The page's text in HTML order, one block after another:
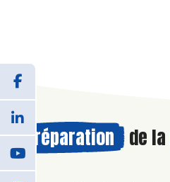
Préparation de la